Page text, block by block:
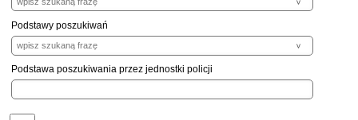
Podstawy poszukiwań
Podstawa poszukiwania przez jednostki policji